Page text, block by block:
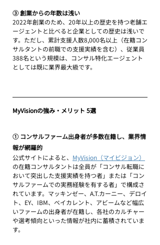
③ 創業からの年数は浅い
2022年創業のため、20年以上の歴史を持つ老舗エ
ージェントと比べると企業としての歴史は浅いで
す。ただし、累計支援人数8,000名以上（在籍コン
サルタントの前職での支援実績を含む）、従業員
388名という規模は、コンサル特化エージェント
としては既に業界最大級です。
MyVisionの強み・メリット 5選
① コンサルファーム出身者が多数在籍し、業界情
報が網羅的
公式サイトによると、 MyVision（マイビジョン）
の在籍コンサルタントは全員が「コンサル転職に
おいて突出した支援実績を持つ者」または「コン
サルファームでの実務経験を有する者」で構成さ
れています。マッキンゼー、A.T.カーニー、デロイ
ト、EY、IBM、ベイカレント、アビームなど幅広
いファームの出身者が在籍し、各社のカルチャー
や選考傾向といった情報が社内に蓄積されていま
す。